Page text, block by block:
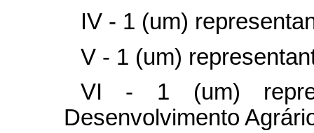
IV - 1 (um)
V - 1 (um)
VI - 1 (um)
Desenvolvimento